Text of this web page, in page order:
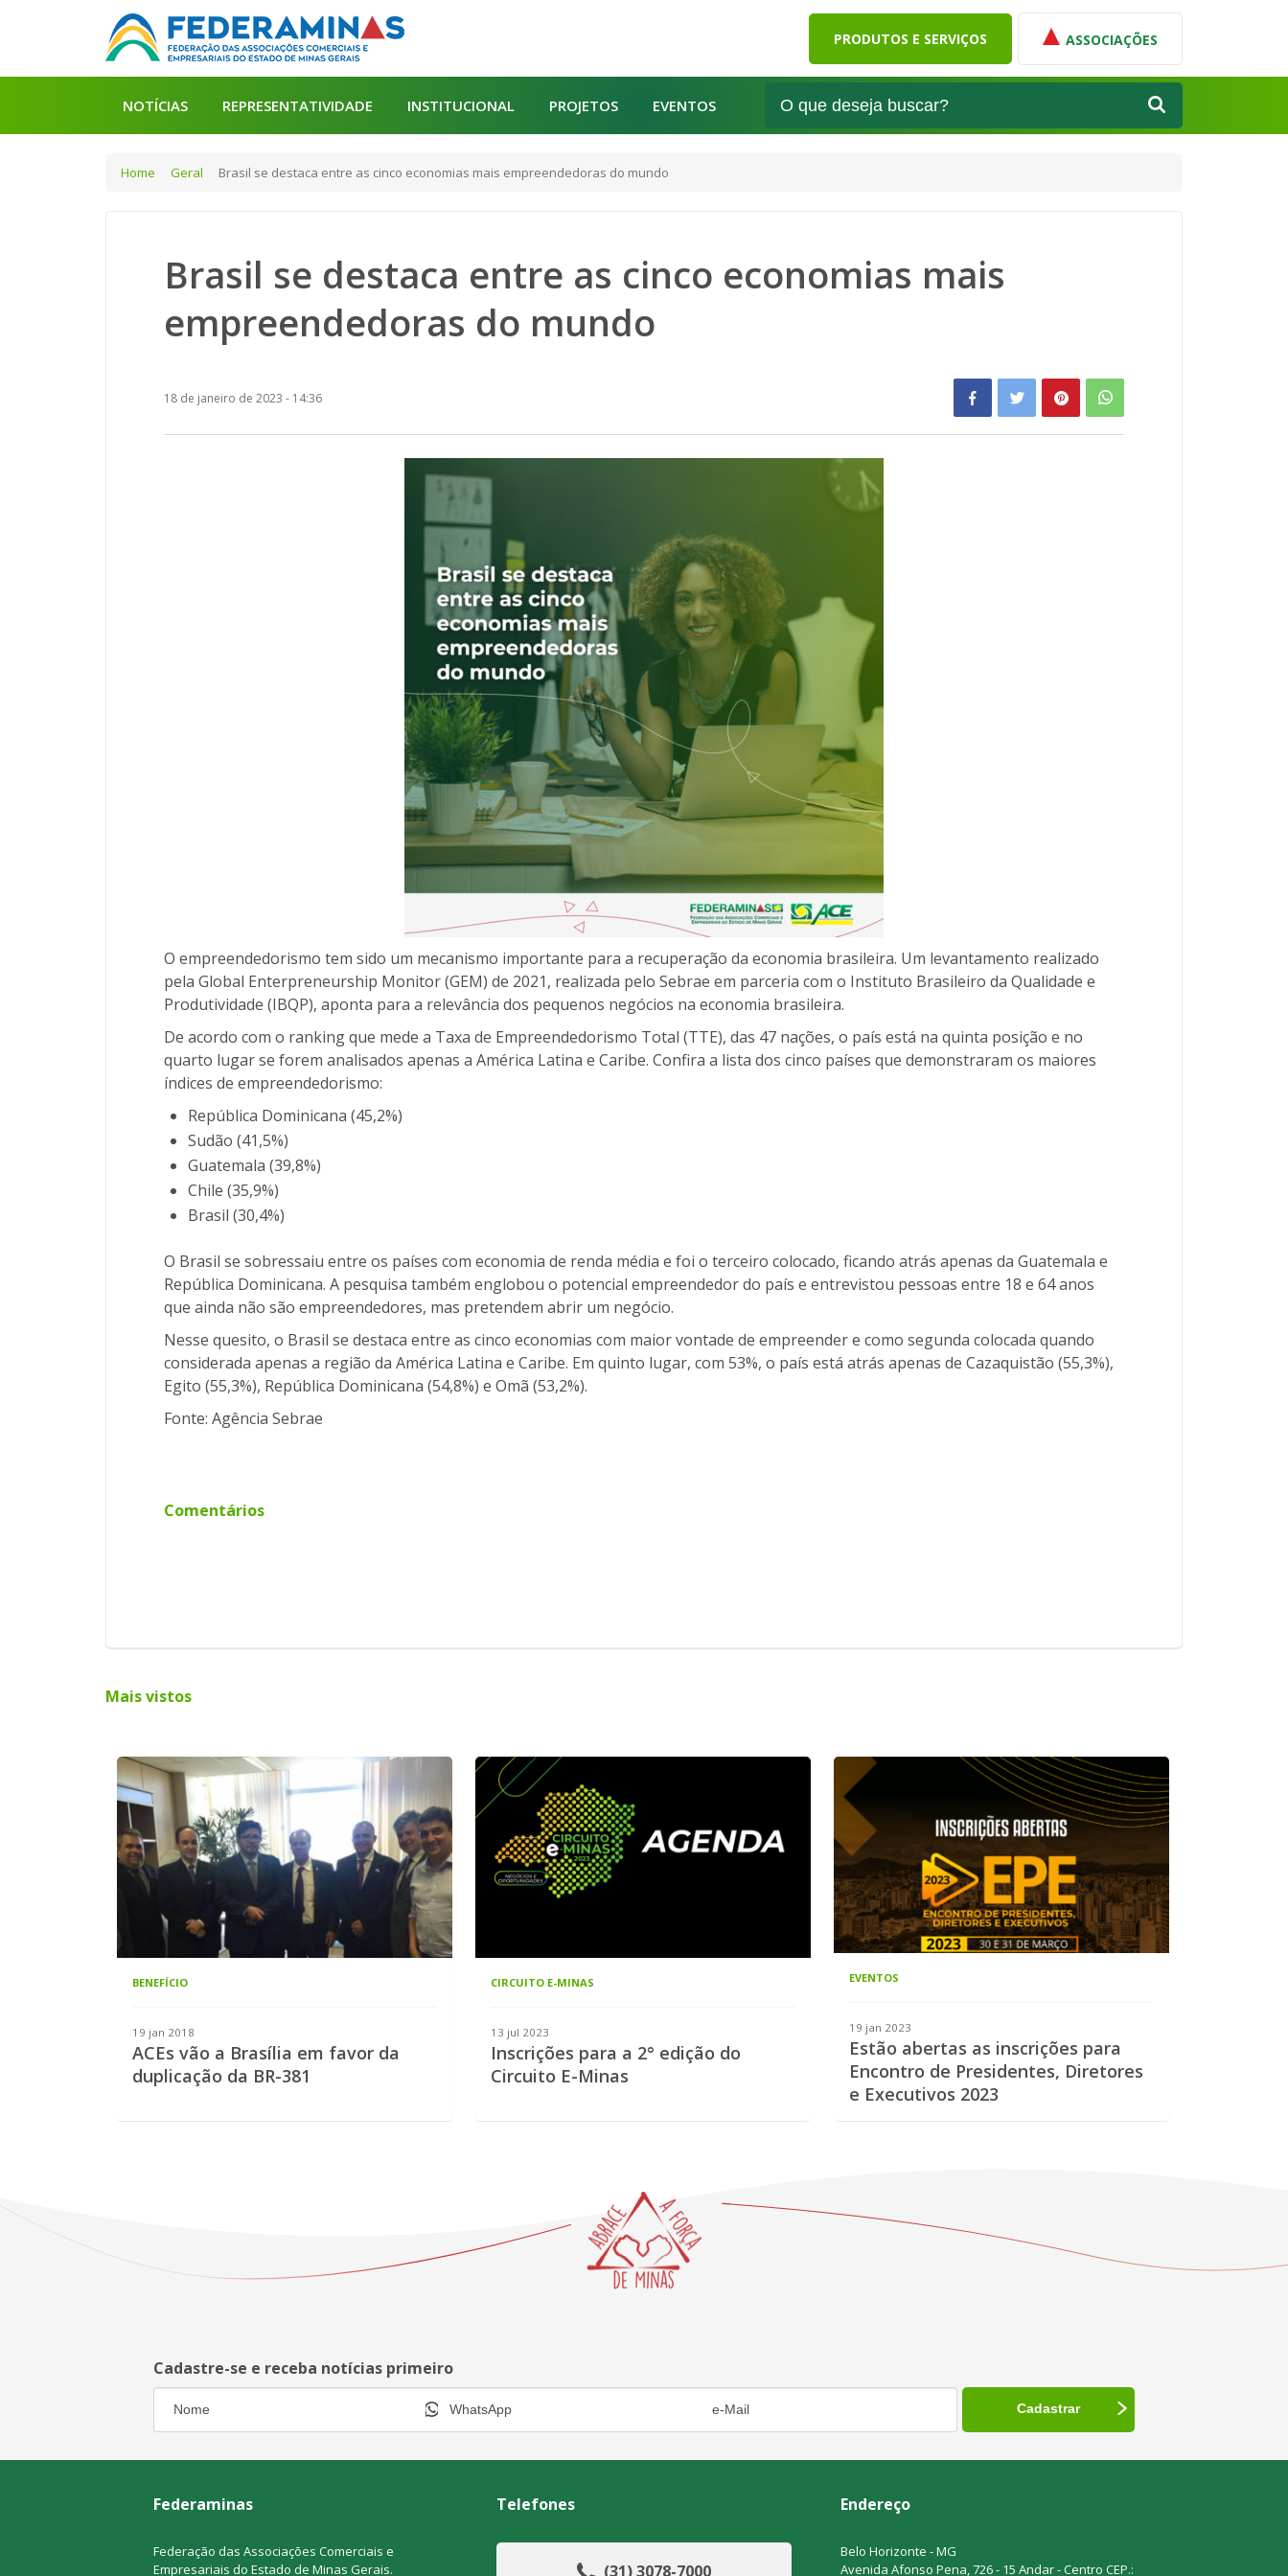
PRODUTOS E SERVIÇOS ASSOCIAÇÕES
NOTÍCIAS REPRESENTATIVIDADE INSTITUCIONAL PROJETOS EVENTOS
Home Geral Brasil se destaca entre as cinco economias mais empreendedoras do mundo
Brasil se destaca entre as cinco economias mais
empreendedoras do mundo
18 de janeiro de 2023 - 14:36
O empreendedorismo tem sido um mecanismo importante para a recuperação da economia brasileira. Um levantamento realizado
pela Global Enterpreneurship Monitor (GEM) de 2021, realizada pelo Sebrae em parceria com o Instituto Brasileiro da Qualidade e
Produtividade (IBQP), aponta para a relevância dos pequenos negócios na economia brasileira.
De acordo com o ranking que mede a Taxa de Empreendedorismo Total (TTE), das 47 nações, o país está na quinta posição e no
quarto lugar se forem analisados apenas a América Latina e Caribe. Confira a lista dos cinco países que demonstraram os maiores
índices de empreendedorismo:
República Dominicana (45,2%)
Sudão (41,5%)
Guatemala (39,8%)
Chile (35,9%)
Brasil (30,4%)
O Brasil se sobressaiu entre os países com economia de renda média e foi o terceiro colocado, ficando atrás apenas da Guatemala e
República Dominicana. A pesquisa também englobou o potencial empreendedor do país e entrevistou pessoas entre 18 e 64 anos
que ainda não são empreendedores, mas pretendem abrir um negócio.
Nesse quesito, o Brasil se destaca entre as cinco economias com maior vontade de empreender e como segunda colocada quando
considerada apenas a região da América Latina e Caribe. Em quinto lugar, com 53%, o país está atrás apenas de Cazaquistão (55,3%),
Egito (55,3%), República Dominicana (54,8%) e Omã (53,2%).
Fonte: Agência Sebrae
Comentários
Mais vistos
BENEFÍCIO
19 jan 2018
ACEs vão a Brasília em favor da
duplicação da BR-381
CIRCUITO E-MINAS
13 jul 2023
Inscrições para a 2° edição do
Circuito E-Minas
EVENTOS
19 jan 2023
Estão abertas as inscrições para
Encontro de Presidentes, Diretores
e Executivos 2023
Cadastre-se e receba notícias primeiro
Federaminas
Federação das Associações Comerciais e
Empresariais do Estado de Minas Gerais.
Telefones
(31) 3078-7000
Endereço
Belo Horizonte - MG
Avenida Afonso Pena, 726 - 15 Andar - Centro CEP.: